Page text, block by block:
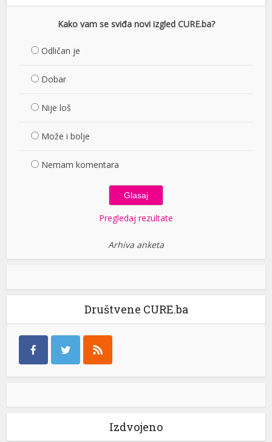
Kako vam se sviđa novi izgled CURE.ba?
Odličan je
Dobar
Nije loš
Može i bolje
Nemam komentara
Pregledaj rezultate
Arhiva anketa
Društvene CURE.ba
Izdvojeno